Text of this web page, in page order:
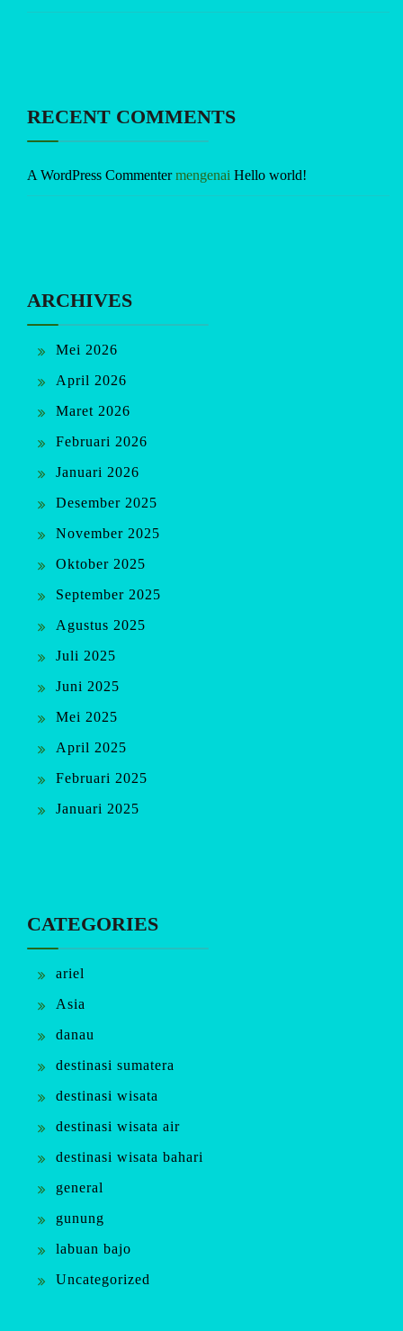
RECENT COMMENTS
A WordPress Commentermengenai Hello world!
ARCHIVES
Mei 2026
April 2026
Maret 2026
Februari 2026
Januari 2026
Desember 2025
November 2025
Oktober 2025
September 2025
Agustus 2025
Juli 2025
Juni 2025
Mei 2025
April 2025
Februari 2025
Januari 2025
CATEGORIES
ariel
Asia
danau
destinasi sumatera
destinasi wisata
destinasi wisata air
destinasi wisata bahari
general
gunung
labuan bajo
Uncategorized